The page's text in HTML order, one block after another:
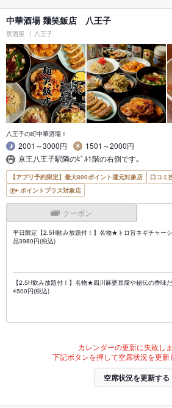
中華酒場 麺笑飯店 八王子
居酒屋 八王子
八王子の町中華酒場！
2001～3000円
1501～2000円
京王八王子駅隣のﾋﾞﾙ1階の右側です｡
【アプリ予約限定】最大800ポイント還元対象店
口コミ
ポイントプラス対象店
クーポン
平日限定【2.5H飲み放題付！】名物★トロ旨ネギチャー
品3980円(税込)
【2.5H飲み放題付！】名物★四川麻婆豆腐や秘伝の香味
4500円(税込)
カレンダーの更新に失敗しま
下記ボタンを押して空席状況を更新
空席状況を更新する